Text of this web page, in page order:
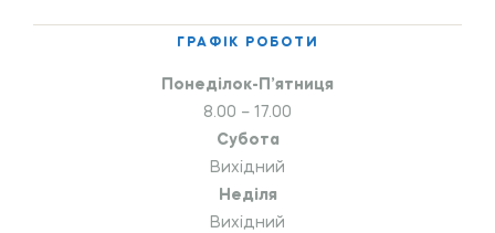
ГРАФІК РОБОТИ
Понеділок-П’ятниця
8.00 – 17.00
Субота
Вихідний
Неділя
Вихідний